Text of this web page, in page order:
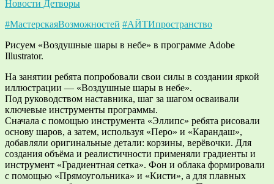
Новости Детворы
#МастерскаяВозможностей #АЙТИпространство
Рисуем «Воздушные шары в небе» в программе Adobe
Illustrator.
На занятии ребята попробовали свои силы в создании яркой
иллюстрации — «Воздушные шары в небе».
Под руководством наставника, шаг за шагом осваивали
ключевые инструменты программы.
Сначала с помощью инструмента «Эллипс» ребята рисовали
основу шаров, а затем, используя «Перо» и «Карандаш»,
добавляли оригинальные детали: корзины, верёвочки. Для
создания объёма и реалистичности применяли градиенты и
инструмент «Градиентная сетка». Фон и облака формировали
с помощью «Прямоугольника» и «Кисти», а для плавных